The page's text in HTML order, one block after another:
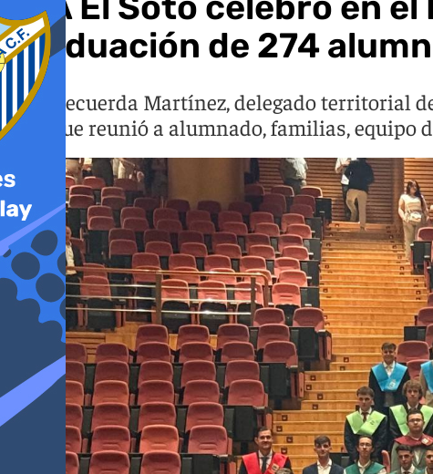
graduación de 274
Luis Recuerda Martínez, delegado territorial
acto que reunió a alumnado, familias,